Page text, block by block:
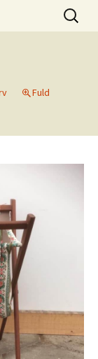
Søg
efter:
Fuld